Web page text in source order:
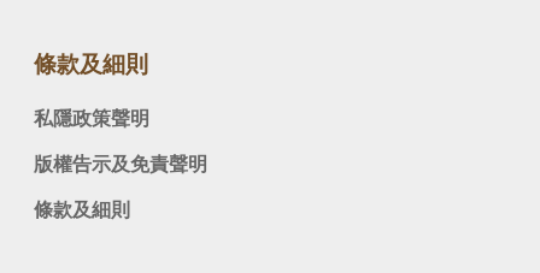
條款及細則
私隱政策聲明
版權告示及免責聲明
條款及細則